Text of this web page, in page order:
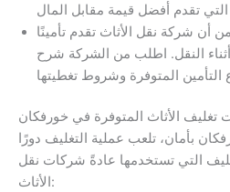
أن شركة نقل الأثاث تقدم تأمينًا
أثناء النقل. اطلب من الشركة شرح
بأمان، تلعب عملية التغليف دورًا
التي تستخدمها عادةً شركات نقل
الأثاث: